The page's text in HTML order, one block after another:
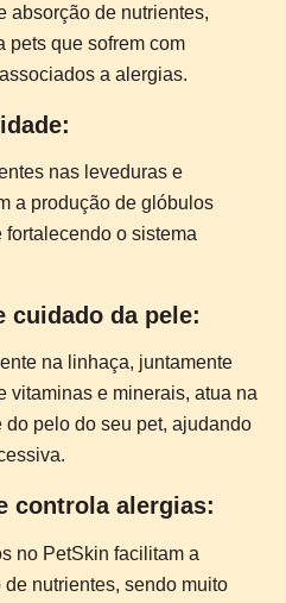
absorção de nutrientes,
pets que sofrem com
a alergias.
nas leveduras e
a produção de glóbulos
fortalecendo o sistema
cuidado da pele:
na linhaça, juntamente
vitaminas e minerais, atua na
do pelo do seu pet, ajudando
controla alergias:
no PetSkin facilitam a
nutrientes, sendo muito